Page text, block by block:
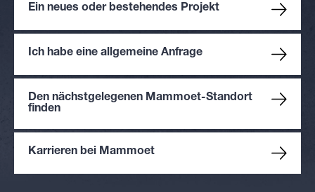
Ein neues oder bestehendes Projekt
Ich habe eine allgemeine Anfrage
Den nächstgelegenen Mammoet-Standort
finden
Karrieren bei Mammoet